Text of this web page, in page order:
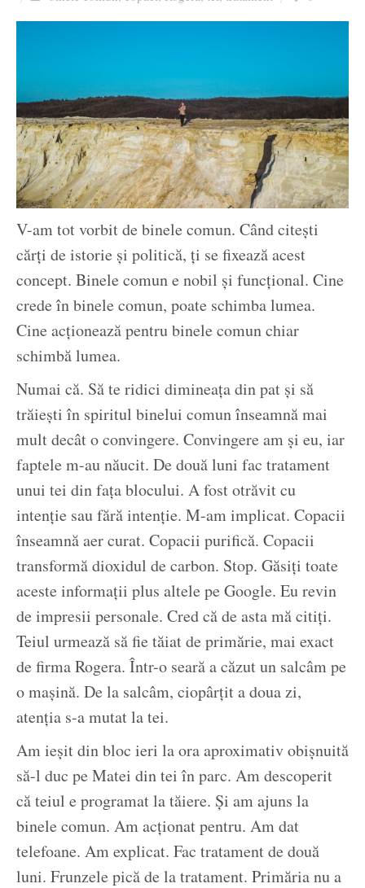
Ziua culorii
V-am tot vorbit de binele comun. Când citești
cărți de istorie și politică, ți se fixează acest
concept. Binele comun e nobil și funcțional. Cine
crede în binele comun, poate schimba lumea.
Cine acționează pentru binele comun chiar
schimbă lumea.
Numai că. Să te ridici dimineața din pat și să
trăiești în spiritul binelui comun înseamnă mai
mult decât o convingere. Convingere am și eu, iar
faptele m-au năucit. De două luni fac tratament
unui tei din fața blocului. A fost otrăvit cu
intenție sau fără intenție. M-am implicat. Copacii
înseamnă aer curat. Copacii purifică. Copacii
transformă dioxidul de carbon. Stop. Găsiți toate
aceste informații plus altele pe Google. Eu revin
de impresii personale. Cred că de asta mă citiți.
Teiul urmează să fie tăiat de primărie, mai exact
de firma Rogera. Într-o seară a căzut un salcâm pe
o mașină. De la salcâm, ciopârțit a doua zi,
atenția s-a mutat la tei.
Am ieșit din bloc ieri la ora aproximativ obișnuită
să-l duc pe Matei din tei în parc. Am descoperit
că teiul e programat la tăiere. Și am ajuns la
binele comun. Am acționat pentru. Am dat
telefoane. Am explicat. Fac tratament de două
luni. Frunzele pică de la tratament. Primăria nu a